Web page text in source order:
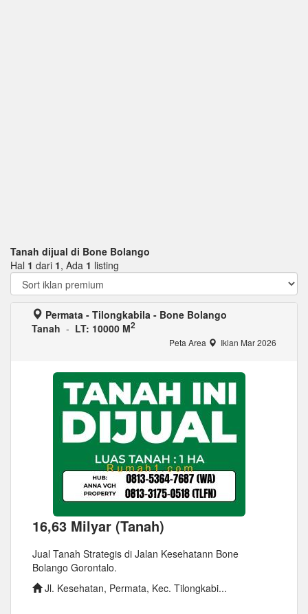
Tanah dijual di Bone Bolango
Hal 1 dari 1, Ada 1 listing
Permata - Tilongkabila - Bone Bolango
Tanah - LT: 10000 M2
Peta Area Iklan Mar 2026
16,63 Milyar (Tanah)
Jual Tanah Strategis di Jalan Kesehatann Bone
Bolango Gorontalo.
Jl. Kesehatan, Permata, Kec. Tilongkabi...